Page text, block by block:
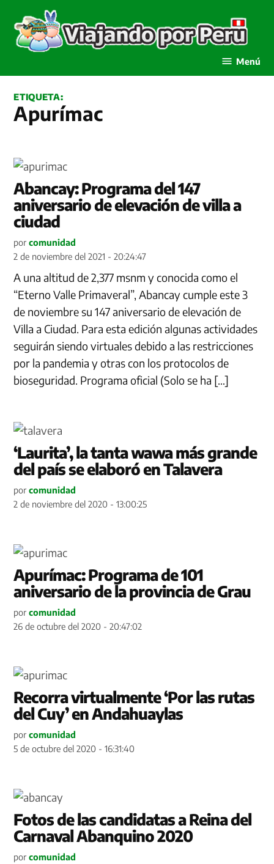
contenido
Menú
ETIQUETA:
Apurímac
Abancay: Programa del 147
aniversario de elevación de villa a
ciudad
por comunidad
2 de noviembre del 2021 - 20:24:47
A una altitud de 2,377 msnm y conocida como el
“Eterno Valle Primaveral”, Abancay cumple este 3
de noviembre su 147 aniversario de elevación de
Villa a Ciudad. Para esta edición algunas actividades
seguirán siendo virtuales debido a las restricciones
por la pandemia y otras con los protocolos de
bioseguridad. Programa oficial (Solo se ha […]
‘Laurita’, la tanta wawa más grande
del país se elaboró en Talavera
por comunidad
2 de noviembre del 2020 - 13:00:25
Apurímac: Programa de 101
aniversario de la provincia de Grau
por comunidad
26 de octubre del 2020 - 20:47:02
Recorra virtualmente ‘Por las rutas
del Cuy’ en Andahuaylas
por comunidad
5 de octubre del 2020 - 16:31:40
Fotos de las candidatas a Reina del
Carnaval Abanquino 2020
por comunidad